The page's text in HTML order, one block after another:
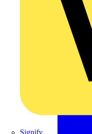
Signify